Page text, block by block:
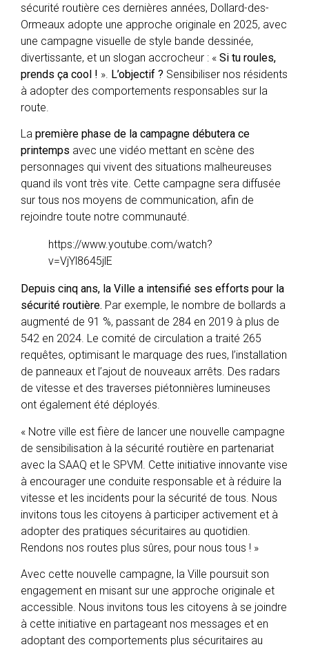
sécurité routière ces dernières années, Dollard-des-
Ormeaux adopte une approche originale en 2025, avec
une campagne visuelle de style bande dessinée,
divertissante, et un slogan accrocheur : « Si tu roules,
prends ça cool ! ». L’objectif ? Sensibiliser nos résidents
à adopter des comportements responsables sur la
route.
La première phase de la campagne débutera ce
printemps avec une vidéo mettant en scène des
personnages qui vivent des situations malheureuses
quand ils vont très vite. Cette campagne sera diffusée
sur tous nos moyens de communication, afin de
rejoindre toute notre communauté.
https://www.youtube.com/watch?
v=VjYl8645jlE
Depuis cinq ans, la Ville a intensifié ses efforts pour la
sécurité routière. Par exemple, le nombre de bollards a
augmenté de 91 %, passant de 284 en 2019 à plus de
542 en 2024. Le comité de circulation a traité 265
requêtes, optimisant le marquage des rues, l’installation
de panneaux et l’ajout de nouveaux arrêts. Des radars
de vitesse et des traverses piétonnières lumineuses
ont également été déployés.
« Notre ville est fière de lancer une nouvelle campagne
de sensibilisation à la sécurité routière en partenariat
avec la SAAQ et le SPVM. Cette initiative innovante vise
à encourager une conduite responsable et à réduire la
vitesse et les incidents pour la sécurité de tous. Nous
invitons tous les citoyens à participer activement et à
adopter des pratiques sécuritaires au quotidien.
Rendons nos routes plus sûres, pour nous tous ! »
Avec cette nouvelle campagne, la Ville poursuit son
engagement en misant sur une approche originale et
accessible. Nous invitons tous les citoyens à se joindre
à cette initiative en partageant nos messages et en
adoptant des comportements plus sécuritaires au